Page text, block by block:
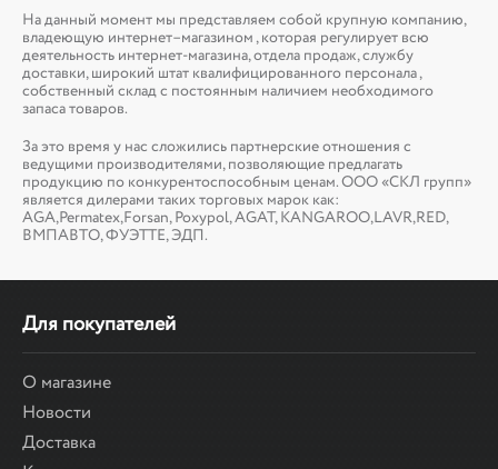
На данный момент мы представляем собой крупную компанию,
владеющую интернет–магазином , которая регулирует всю
деятельность интернет-магазина, отдела продаж, службу
доставки, широкий штат квалифицированного персонала ,
собственный склад c постоянным наличием необходимого
запаса товаров.
За это время у нас сложились партнерские отношения с
ведущими производителями, позволяющие предлагать
продукцию по конкурентоспособным ценам. ООО «СКЛ групп»
является дилерами таких торговых марок как:
AGA,Permatex,Forsan, Poxypol, AGAT, KANGAROO,LAVR,RED,
ВМПАВТО, ФУЭТТЕ, ЭДП.
Для покупателей
О магазине
Новости
Доставка